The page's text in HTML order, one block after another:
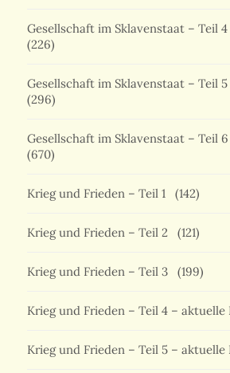
Gesellschaft im Sklavenstaat – Teil
(226)
Gesellschaft im Sklavenstaat – Teil
(296)
Gesellschaft im Sklavenstaat – Teil
(670)
Krieg und Frieden – Teil 1 (142)
Krieg und Frieden – Teil 2 (121)
Krieg und Frieden – Teil 3 (199)
Krieg und Frieden – Teil 4 – aktuelle
Krieg und Frieden – Teil 5 – aktuelle